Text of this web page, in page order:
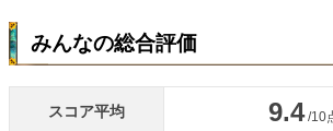
みんなの総合評価